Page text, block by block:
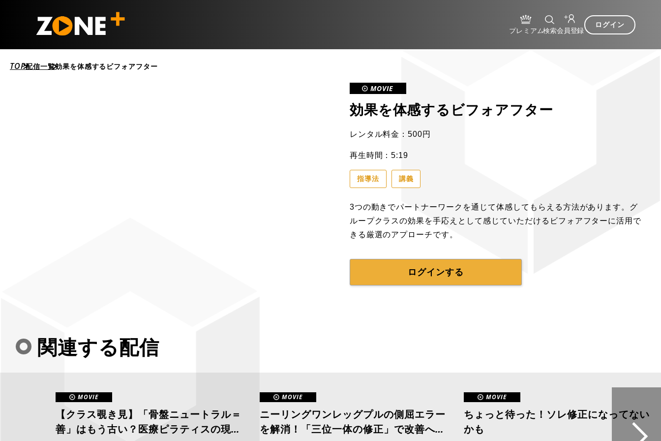
ログイン
TOP配信一覧効果を体感するビフォアフター
MOVIE
効果を体感するビフォアフター
レンタル料金：500円
再生時間：5:19
指導法 講義
3つの動きでパートナーワークを通じて体感してもらえる方法があります。グ
ループクラスの効果を手応えとして感じていただけるビフォアフターに活用で
きる厳選のアプローチです。
ログインする
関連する配信
MOVIE
【クラス覗き見】「骨盤ニュートラル＝
善」はもう古い？医療ピラティスの現場
MOVIE
ニーリングワンレッグプルの側屈エラー
を解消！「三位一体の修正」で改善へと
MOVIE
ちょっと待った！ソレ修正になってない
かも